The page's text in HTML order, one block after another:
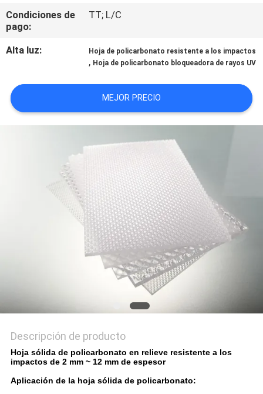
CONTACTO
CON
UNA
CITA
Condiciones de
pago:
TT; L/C
Alta luz: Hoja de policarbonato resistente a los impactos
, Hoja de policarbonato bloqueadora de rayos UV
MEJOR PRECIO
Descripción de producto
Hoja sólida de policarbonato en relieve resistente a los
impactos de 2 mm ~ 12 mm de espesor
Aplicación de la hoja sólida de policarbonato: